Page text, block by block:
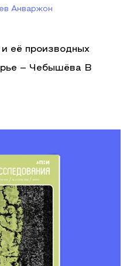
Анваржон
её производных
– Чебышёва В